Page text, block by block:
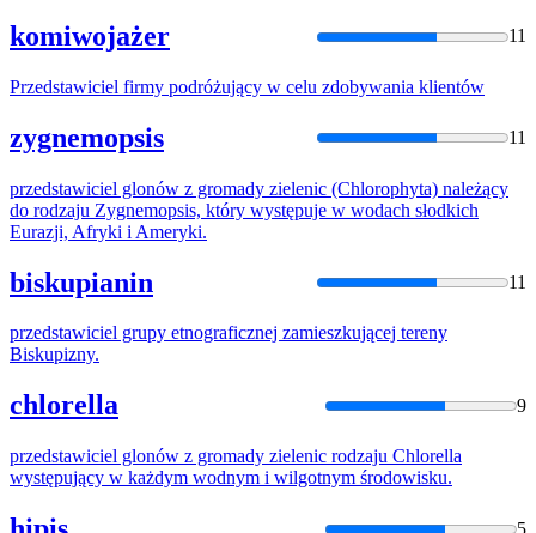
komiwojażer 11
Przedstawiciel firmy podróżujący w celu zdobywania klientów
zygnemopsis 11
przedstawiciel glonów z gromady zielenic (Chlorophyta) należący
do rodzaju Zygnemopsis, który występuje w wodach słodkich
Eurazji, Afryki i Ameryki.
biskupianin 11
przedstawiciel grupy etnograficznej zamieszkującej tereny
Biskupizny.
chlorella 9
przedstawiciel glonów z gromady zielenic rodzaju Chlorella
występujący w każdym wodnym i wilgotnym środowisku.
5